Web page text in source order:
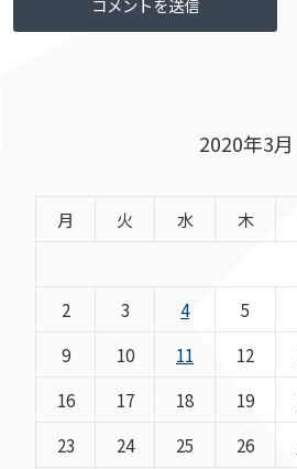
2020年3月
月 火 水 木
2
3 4 5
9
10 11 12
16
17 18 19
23
24 25 26